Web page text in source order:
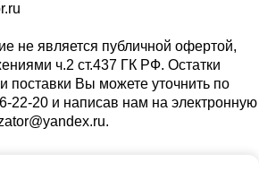
не является публичной офертой,
ч.2 ст.437 ГК РФ. Остатки
поставки Вы можете уточнить по
22-20 и написав нам на электронную
.